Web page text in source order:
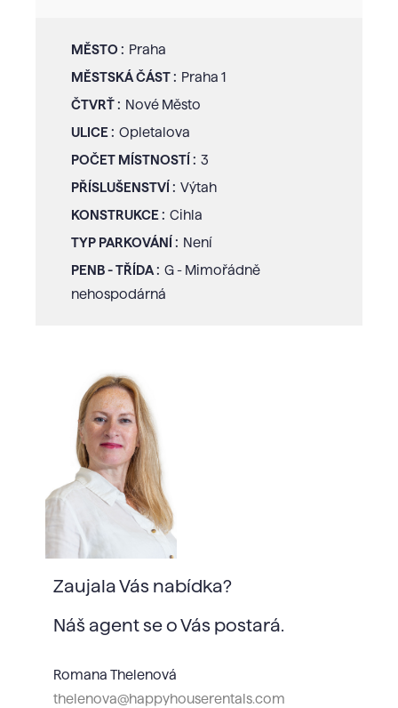
MĚSTO : Praha
MĚSTSKÁ ČÁST : Praha 1
ČTVRŤ : Nové Město
ULICE : Opletalova
POČET MÍSTNOSTÍ : 3
PŘÍSLUŠENSTVÍ : Výtah
KONSTRUKCE : Cihla
TYP PARKOVÁNÍ : Není
PENB - TŘÍDA : G - Mimořádně
nehospodárná
Zaujala Vás nabídka?
Náš agent se o Vás postará.
Romana Thelenová
thelenova@happyhouserentals.com